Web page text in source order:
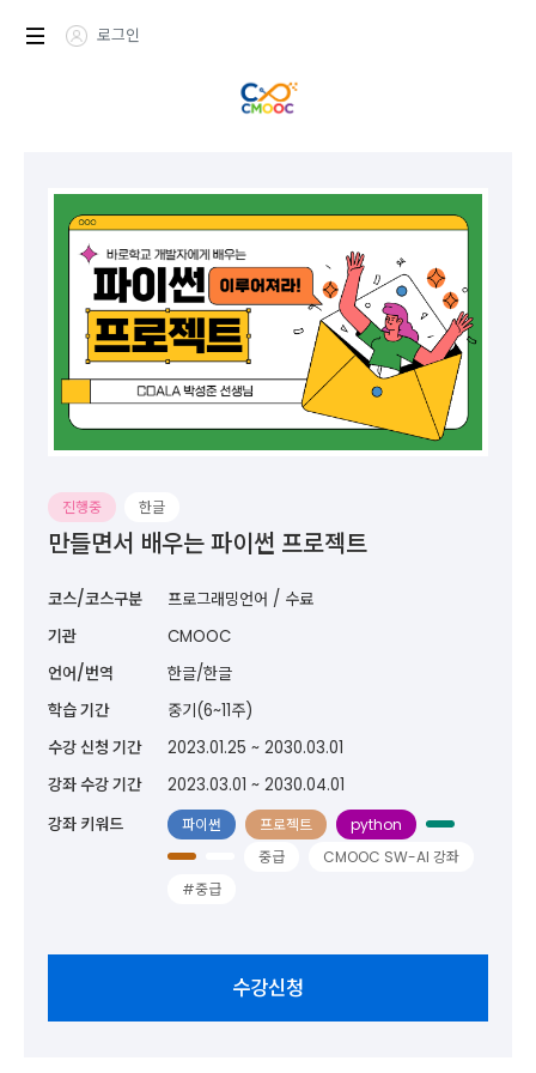
로그인
진행중 한글
만들면서 배우는 파이썬 프로젝트
코스/코스구분
프로그래밍언어 / 수료
기관
CMOOC
언어/번역
한글/한글
학습 기간
중기(6~11주)
수강 신청 기간
2023.01.25 ~ 2030.03.01
강좌 수강 기간
2023.03.01 ~ 2030.04.01
강좌 키워드
파이썬 프로젝트
python
중급
CMOOC SW-AI 강좌
#중급
수강신청